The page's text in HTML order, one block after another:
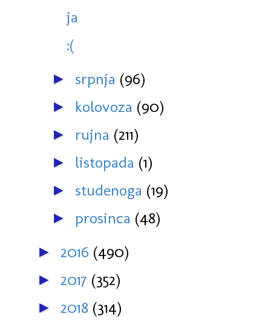
ja
:(
► srpnja (96)
► kolovoza (90)
► rujna (211)
► listopada (1)
► studenoga (19)
► prosinca (48)
► 2016 (490)
► 2017 (352)
► 2018 (314)